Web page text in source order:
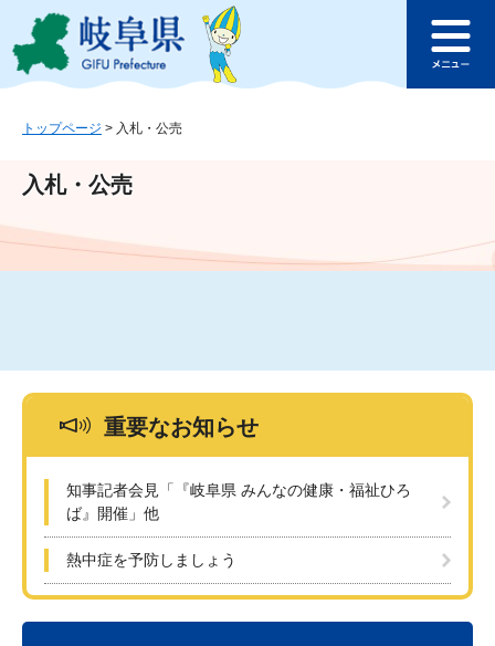
ジ
ュ
文
このページの本文へ
ュ
トップページ > 入札・公売
入札・公売
重要なお知らせ
知事記者会見「『岐阜県 みんなの健康・福祉ひろ
ば』開催」他
熱中症を予防しましょう